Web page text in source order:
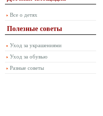
Все о детях
Полезные советы
Уход за украшениями
Уход за обувью
Разные советы